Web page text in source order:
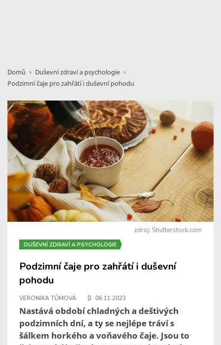
Domů
Duševní zdraví a psychologie
Podzimní čaje pro zahřátí i duševní pohodu
zdroj: Shutterstock.com
DUŠEVNÍ ZDRAVÍ A PSYCHOLOGIE
Podzimní čaje pro zahřátí i duševní
pohodu
VERONIKA TŮMOVÁ 06.11.2023
Nastává období chladných a deštivých
podzimních dní, a ty se nejlépe tráví s
šálkem horkého a voňavého čaje. Jsou to